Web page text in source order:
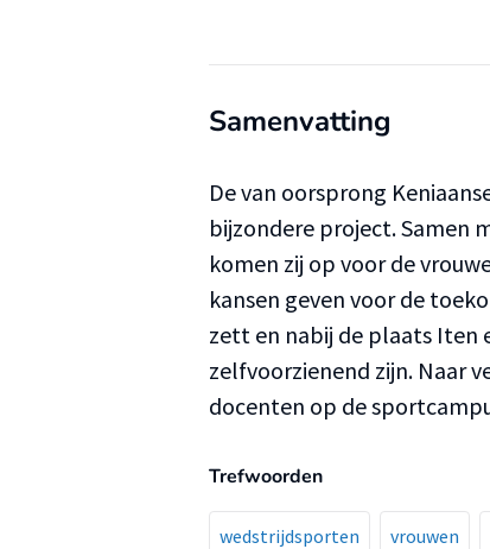
Samenvatting
De van oorsprong
bijzondere project. Samen
komen zij op voor de
kansen geven voor de
zett en nabij de plaats Iten
zelfvoorzienend zijn. Naar
docenten op de
Trefwoorden
wedstrijdsporten vrouwen